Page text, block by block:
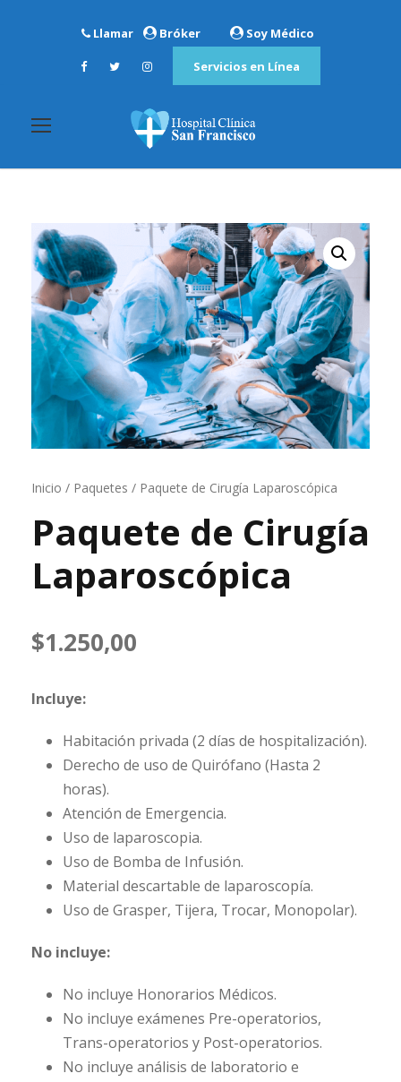
Llamar Bróker Soy Médico
Servicios en Línea
Inicio / Paquetes / Paquete de Cirugía Laparoscópica
Paquete de Cirugía
Laparoscópica
$1.250,00
Incluye:
Habitación privada (2 días de hospitalización).
Derecho de uso de Quirófano (Hasta 2
horas).
Atención de Emergencia.
Uso de laparoscopia.
Uso de Bomba de Infusión.
Material descartable de laparoscopía.
Uso de Grasper, Tijera, Trocar, Monopolar).
No incluye:
No incluye Honorarios Médicos.
No incluye exámenes Pre-operatorios,
Trans-operatorios y Post-operatorios.
No incluye análisis de laboratorio e